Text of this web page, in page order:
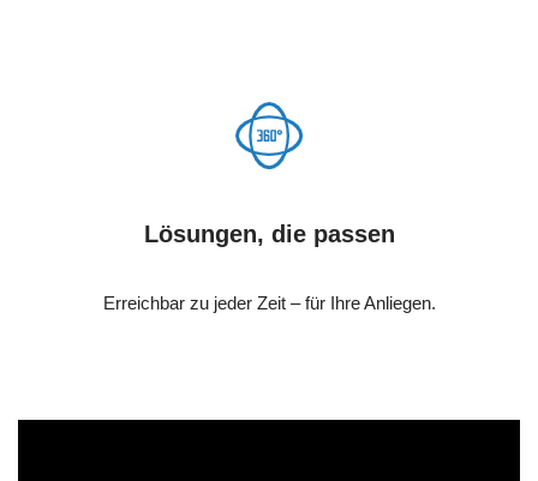
Lösungen, die passen
Erreichbar zu jeder Zeit – für Ihre Anliegen.